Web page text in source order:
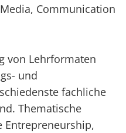
Communication
von Lehrformaten
und
fachliche
Thematische
Entrepreneurship,